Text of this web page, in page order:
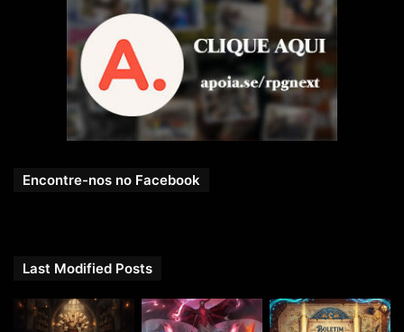
Encontre-nos no Facebook
Last Modified Posts